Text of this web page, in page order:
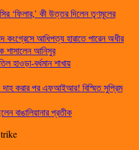
‘ফিলার,’ কী উত্তর দিলেন তৃণমূলের
কংগ্রেসে আধিপত্য হারাতে পারেন অধীর
শাসালেন আনিসুর
হাওড়া-বর্ধমান শাখায়
দাহ করার পর এফআইআর! বিস্মিত সুপ্রিম
বাঙালিয়ানার প্রতীক